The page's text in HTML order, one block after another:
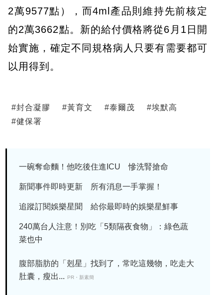
2萬9577點），而4ml產品則維持先前核定
的2萬3662點。新的給付價格將從6月1日開
始實施，確定不同規格病人只要有需要都可
以用得到。
#封合凝膠 #黃育文 #泰爾茂 #埃默高
#健保署
一碗奪命麵！他吃後住進ICU 慘洗腎搶命
新聞事件即時更新 所有消息一手掌握！
追蹤訂閱娛樂星聞 給你最即時的娛樂星鮮事
240萬台人注意！別吃「5類隔夜食物」：綠色蔬
菜也中
腹部脂肪的「剋星」找到了，常吃這幾物，吃走大
肚囊，瘦出...
PR・新素簡